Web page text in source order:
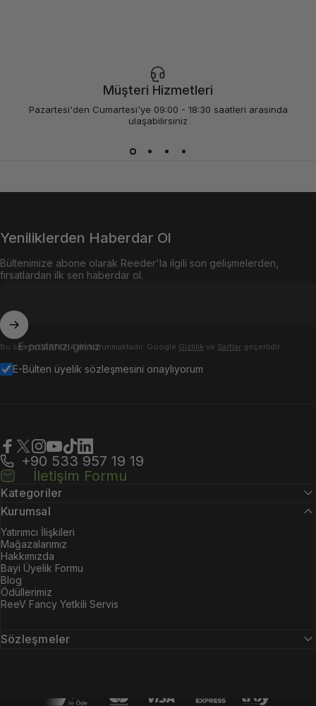
Müşteri Hizmetleri
Pazartesi'den Cumartesi'ye 09:00 - 18:30 saatleri arasında
ulaşabilirsiniz
Yeniliklerden Haberdar Ol
Bültenimize abone olarak Reeder'la ilgili son gelişmelerden,
fırsatlardan ilk sen haberdar ol.
E-postanızı giriniz
Bu site reCAPTCHA ile korunmaktadır. Google Gizlilik ve Şartlar geçerlidir.
E-Bülten üyelik sözleşmesini onaylıyorum
Facebook
X (Twitter)
Instagram
YouTube
TikTok
LinkedIn
+90 533 957 19 19
İletişim Formu
Kategoriler
Kurumsal
Yatırımcı İlişkileri
Mağazalarımız
Hakkımızda
Bayi Üyelik Formu
Blog
Ödüllerimiz
ReeV Fancy Yetkili Servis
Sözleşmeler